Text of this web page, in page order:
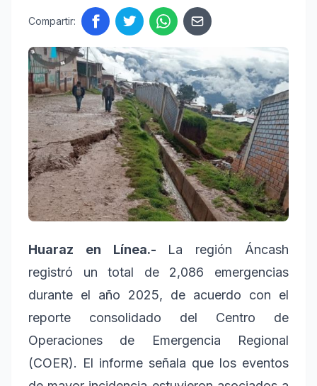
Compartir:
Huaraz en Línea.- La región Áncash
registró un total de 2,086 emergencias
durante el año 2025, de acuerdo con el
reporte consolidado del Centro de
Operaciones de Emergencia Regional
(COER). El informe señala que los eventos